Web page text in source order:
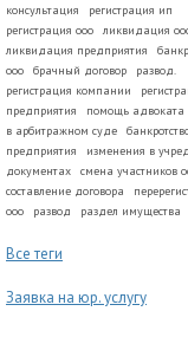
консультация
регистрация ип
регистрация ооо
ликвидация
ликвидация предприятия
ооо
брачный договор
развод.
регистрация компании
предприятия
помощь адвоката
в арбитражном суде
предприятия
изменения в
документах
смена участников
составление договора
ооо
развод раздел имущества
Все теги
Заявка на юр. услугу